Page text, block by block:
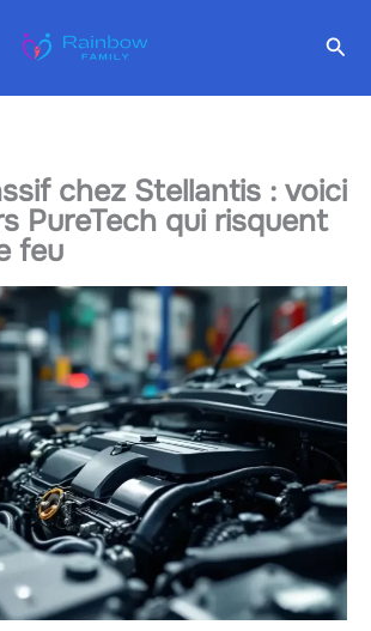
chez Stellantis : voici
PureTech qui risquent
feu